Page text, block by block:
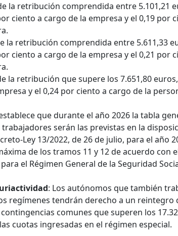
la retribución comprendida entre 5.101,21
ciento a cargo de la empresa y el 0,19 por
la retribución comprendida entre 5.611,33
ciento a cargo de la empresa y el 0,21 por
la retribución que supere los 7.651,80
y el 0,24 por ciento a cargo de la
que durante el año 2026 la tabla
serán las previstas en la
Ley 13/2022, de 26 de julio, para el año
de los tramos 11 y 12 de acuerdo con
el Régimen General de la Seguridad
: Los autónomos que también
regímenes tendrán derecho a un reintegro
comunes que superen los
cuotas ingresadas en el régimen especial.